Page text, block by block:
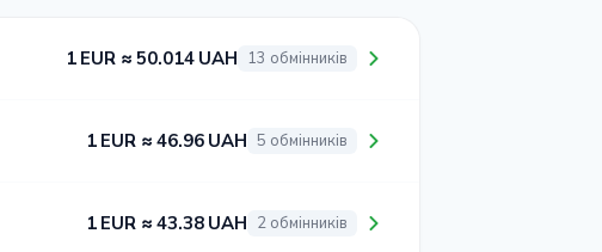
1 EUR ≈ 50.014 UAH 13 обмінників
1 EUR ≈ 46.96 UAH 5 обмінників
1 EUR ≈ 43.38 UAH 2 обмінників